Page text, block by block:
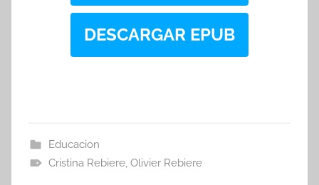
DESCARGAR EPUB
Educacion
Cristina Rebiere, Olivier Rebiere